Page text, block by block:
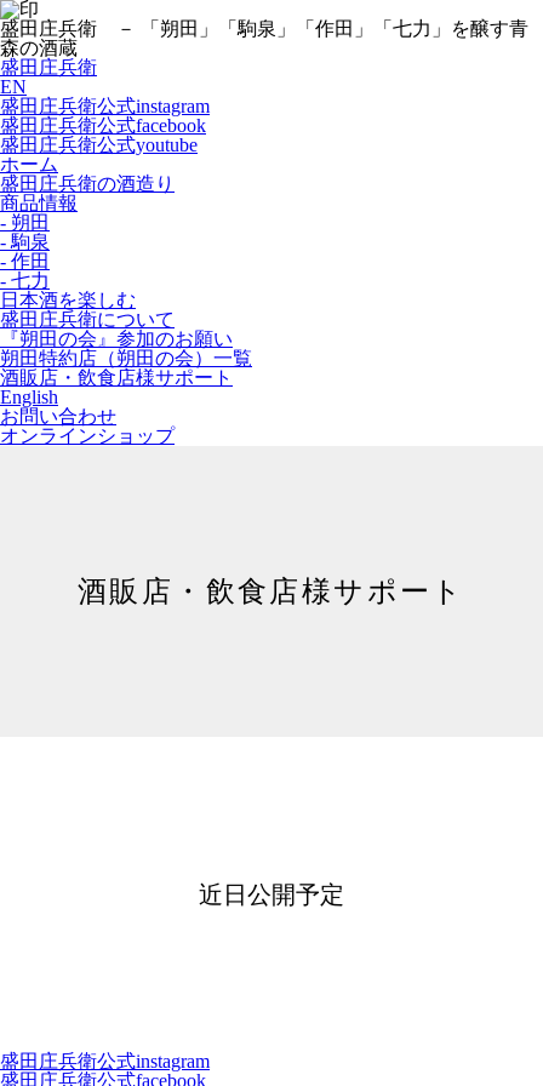
盛田庄兵衛 － 「朔田」「駒泉」「作田」「七力」を醸す青
森の酒蔵
盛田庄兵衛
EN
盛田庄兵衛公式instagram
盛田庄兵衛公式facebook
盛田庄兵衛公式youtube
ホーム
盛田庄兵衛の酒造り
商品情報
- 朔田
- 駒泉
- 作田
- 七力
日本酒を楽しむ
盛田庄兵衛について
『朔田の会』参加のお願い
朔田特約店（朔田の会）一覧
酒販店・飲食店様サポート
English
お問い合わせ
オンラインショップ
酒販店・飲食店様サポート
近日公開予定
盛田庄兵衛公式instagram
盛田庄兵衛公式facebook